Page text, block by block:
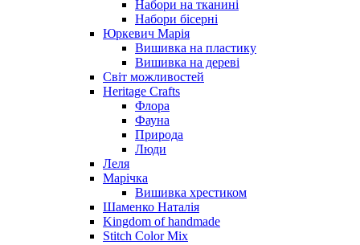
Набори на тканині
Набори бісерні
Юркевич Марія
Вишивка на пластику
Вишивка на дереві
Світ можливостей
Heritage Crafts
Флора
Фауна
Природа
Люди
Леля
Марічка
Вишивка хрестиком
Шаменко Наталія
Kingdom of handmade
Stitch Color Mix